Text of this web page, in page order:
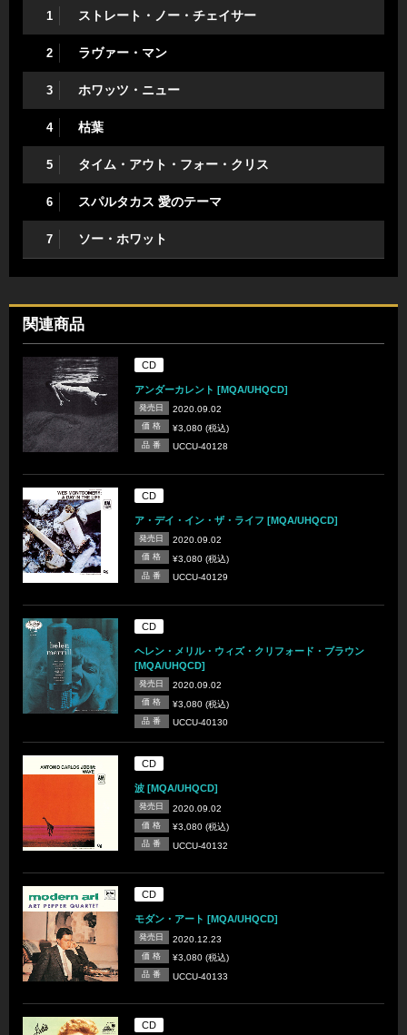
1 ストレート・ノー・チェイサー
2 ラヴァー・マン
3 ホワッツ・ニュー
4 枯葉
5 タイム・アウト・フォー・クリス
6 スパルタカス 愛のテーマ
7 ソー・ホワット
関連商品
CD
アンダーカレント [MQA/UHQCD]
発売日 2020.09.02
価 格 ¥3,080 (税込)
品 番 UCCU-40128
CD
ア・デイ・イン・ザ・ライフ [MQA/UHQCD]
発売日 2020.09.02
価 格 ¥3,080 (税込)
品 番 UCCU-40129
CD
ヘレン・メリル・ウィズ・クリフォード・ブラウン
[MQA/UHQCD]
発売日 2020.09.02
価 格 ¥3,080 (税込)
品 番 UCCU-40130
CD
波 [MQA/UHQCD]
発売日 2020.09.02
価 格 ¥3,080 (税込)
品 番 UCCU-40132
CD
モダン・アート [MQA/UHQCD]
発売日 2020.12.23
価 格 ¥3,080 (税込)
品 番 UCCU-40133
CD